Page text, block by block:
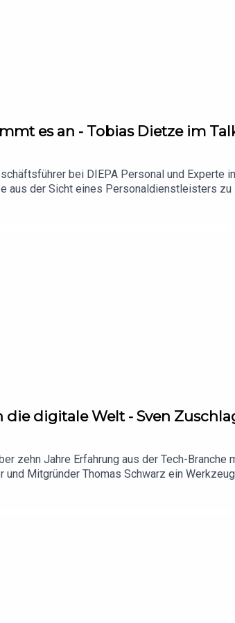
https://www.bettertrust.com
es an - Tobias Dietze im
bei DIEPA Personal und Experte
aus der Sicht eines Personaldienstleisters
führenden Personaldienstleister. Ebenfalls
direkt in die Praxis umgesetzt werden
https://www.bettertrust.com
die digitale Welt - Sven
zehn Jahre Erfahrung aus der Tech-
und Mitgründer Thomas Schwarz ein
Und das ganz ohne tiefgehende IT-
die Angst vor unnötigem IT-Aufwand
der IT vorantreiben.-Du hast den
in/svenzuschlag/Allan Grap
https://www.bettertrust.com